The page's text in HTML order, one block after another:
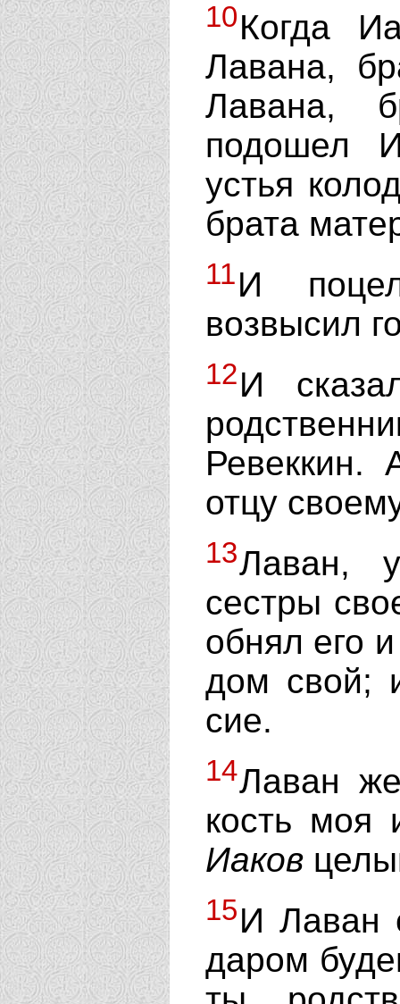
10Когда
Лавана,
Лавана,
подошел
устья
брата
11И
возвысил
12И
Ревеккин.
отцу
13Лаван,
сестры
обнял его
дом свой;
сие.
14Лаван
кость моя
Иаков
15И Лаван
даром